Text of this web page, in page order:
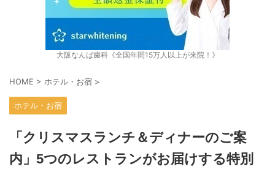
大阪なんば歯科《全国年間15万人以上が来院！》
HOME > ホテル・お宿 >
ホテル・お宿
「クリスマスランチ＆ディナーのご案
内」5つのレストランがお届けする特別